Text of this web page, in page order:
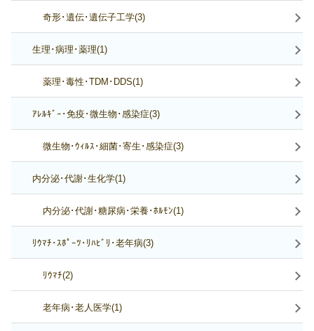
奇形･遺伝･遺伝子工学(3)
生理･病理･薬理(1)
薬理･毒性･TDM･DDS(1)
ｱﾚﾙｷﾞｰ･免疫･微生物･感染症(3)
微生物･ｳｨﾙｽ･細菌･寄生･感染症(3)
内分泌･代謝･生化学(1)
内分泌･代謝･糖尿病･栄養･ﾎﾙﾓﾝ(1)
ﾘｳﾏﾁ･ｽﾎﾟｰﾂ･ﾘﾊﾋﾞﾘ･老年病(3)
ﾘｳﾏﾁ(2)
老年病･老人医学(1)